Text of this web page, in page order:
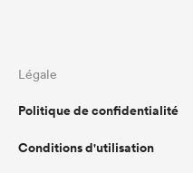
Légale
Politique de confidentialité
Conditions d'utilisation